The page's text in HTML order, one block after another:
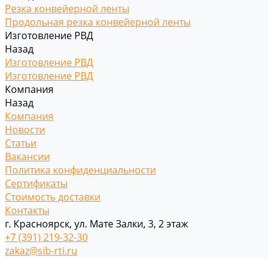
Резка конвейерной ленты
Продольная резка конвейерной ленты
Изготовление РВД
Назад
Изготовление РВД
Изготовление РВД
Компания
Назад
Компания
Новости
Статьи
Вакансии
Политика конфиденциальности
Сертификаты
Стоимость доставки
Контакты
г. Красноярск, ул. Мате Залки, 3, 2 этаж
+7 (391) 219-32-30
zakaz@sib-rti.ru